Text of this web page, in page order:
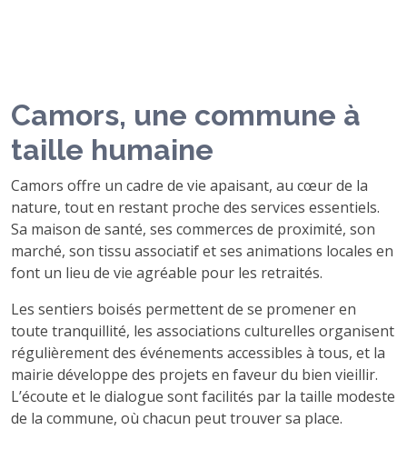
Camors, une commune à
taille humaine
Camors offre un cadre de vie apaisant, au cœur de la
nature, tout en restant proche des services essentiels.
Sa maison de santé, ses commerces de proximité, son
marché, son tissu associatif et ses animations locales en
font un lieu de vie agréable pour les retraités.
Les sentiers boisés permettent de se promener en
toute tranquillité, les associations culturelles organisent
régulièrement des événements accessibles à tous, et la
mairie développe des projets en faveur du bien vieillir.
L’écoute et le dialogue sont facilités par la taille modeste
de la commune, où chacun peut trouver sa place.